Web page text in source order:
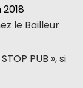
2018
le Bailleur
PUB », si